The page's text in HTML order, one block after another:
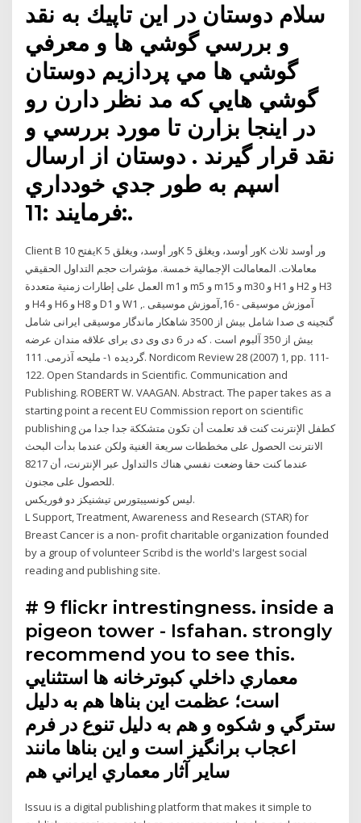
سلام دوستان در اين تاپيك به نقد
و بررسي گوشي ها و معرفي
گوشي ها مي پردازيم دوستان
گوشي هايي كه مد نظر دارن رو
در اينجا بزارن تا مورد بررسي و
نقد قرار گيرند . دوستان از ارسال
اسپم به طور جدي خودداري
فرمايند :11:.
Client B يفتح 10K ور أوسد، ويغلق 5K ور أوسد، ويغلق 5K ور أوسد ثلاث
معاملات. المعامالت الإجمالية خمسة. مؤشرات حجم التداول الحقيقي
العمل على إطارات زمنية متعددة m1 و m5 و m15 و m30 و H1 و H2 و H3
و H4 و H6 و H8 و D1 و W1 ,آموزش موسیقی - 16,آموزش موسیقی .
گنجینه ی صدا شامل بیش از 3500 شاهکار ماندگار موسیقی ایرانی شامل
بیش از 350 آلبوم است . که در 6 دی وی دی برای علاقه مندان عرضه
گردیده ۱- ملیحه آذرمی. 111. Nordicom Review 28 (2007) 1, pp. 111-
122. Open Standards in Scientific. Communication and
Publishing. ROBERT W. VAAGAN. Abstract. The paper takes as a
starting point a recent EU Commission report on scientific
publishing كطفل الإنترنت كنت قد تعلمت أن تكون متشككة جدا جدا من
الانترنت الحصول على مخططات سريعة الغنية ولكن عندما بدأت البحث
التداول عبر الإنترنت، أن 8217s عندما كنت حقا وضعت نفسي هناك
للحصول على مجنون.
ليس كونسيبتورس تيشنيكز دو فوريكس.
L Support, Treatment, Awareness and Research (STAR) for
Breast Cancer is a non- profit charitable organization founded
by a group of volunteer Scribd is the world's largest social
reading and publishing site.
# 9 flickr intrestingness. inside a
pigeon tower - Isfahan. strongly
recommend you to see this.
معماري داخلي كبوترخانه ها استثنايي
است؛ عظمت اين بناها هم به دليل
سترگي و شكوه و هم به دليل تنوع در فرم
اعجاب برانگيز است و اين بناها مانند
ساير آثار معماري ايراني هم
Issuu is a digital publishing platform that makes it simple to